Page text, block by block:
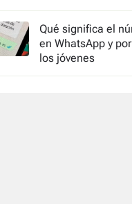
Qué significa el
en WhatsApp y
los jóvenes